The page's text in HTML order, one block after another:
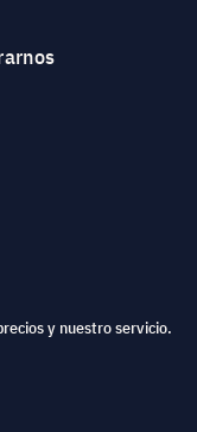
y nuestro servicio.